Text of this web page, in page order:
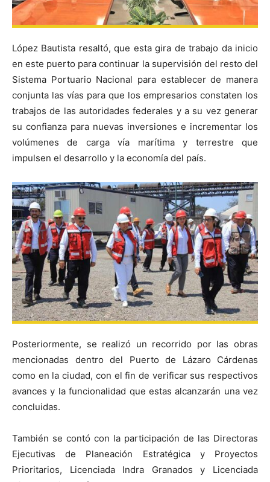
López Bautista resaltó, que esta gira de trabajo da inicio
en este puerto para continuar la supervisión del resto del
Sistema Portuario Nacional para establecer de manera
conjunta las vías para que los empresarios constaten los
trabajos de las autoridades federales y a su vez generar
su confianza para nuevas inversiones e incrementar los
volúmenes de carga vía marítima y terrestre que
impulsen el desarrollo y la economía del país.
Posteriormente, se realizó un recorrido por las obras
mencionadas dentro del Puerto de Lázaro Cárdenas
como en la ciudad, con el fin de verificar sus respectivos
avances y la funcionalidad que estas alcanzarán una vez
concluidas.
También se contó con la participación de las Directoras
Ejecutivas de Planeación Estratégica y Proyectos
Prioritarios, Licenciada Indra Granados y Licenciada